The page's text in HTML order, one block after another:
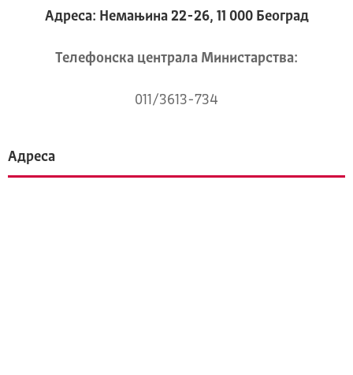
Адреса: Немањина 22-26, 11 000 Београд
Телeфонска централа Mинистарства:
011/3613-734
Адреса